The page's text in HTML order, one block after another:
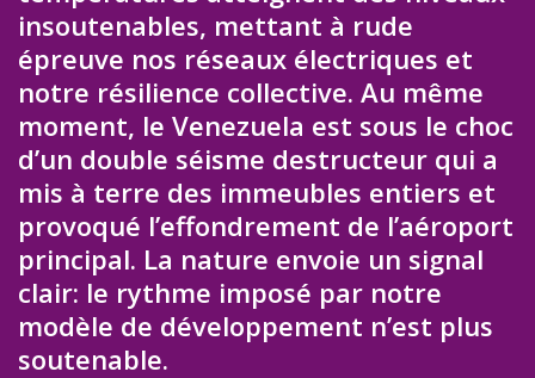
insoutenables, mettant à rude
épreuve nos réseaux électriques et
notre résilience collective. Au même
moment, le Venezuela est sous le choc
d’un double séisme destructeur qui a
mis à terre des immeubles entiers et
provoqué l’effondrement de l’aéroport
principal. La nature envoie un signal
clair: le rythme imposé par notre
modèle de développement n’est plus
soutenable.